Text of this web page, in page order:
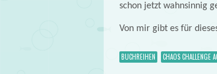
schon jetzt wahnsinnig
Von mir gibt es für
BUCHREIHEN CHAOS CHALLENGE